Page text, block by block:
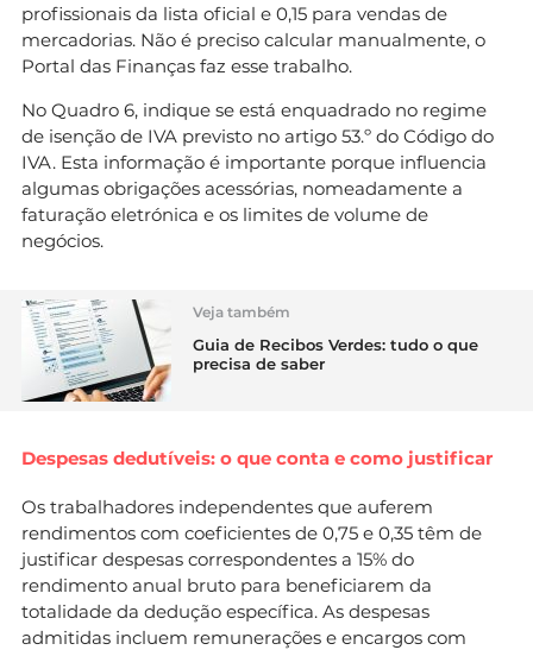
profissionais da lista oficial e 0,15 para vendas de
mercadorias. Não é preciso calcular manualmente, o
Portal das Finanças faz esse trabalho.
No Quadro 6, indique se está enquadrado no regime
de isenção de IVA previsto no artigo 53.º do Código do
IVA. Esta informação é importante porque influencia
algumas obrigações acessórias, nomeadamente a
faturação eletrónica e os limites de volume de
negócios.
Veja também
Guia de Recibos Verdes: tudo o que
precisa de saber
Despesas dedutíveis: o que conta e como justificar
Os trabalhadores independentes que auferem
rendimentos com coeficientes de 0,75 e 0,35 têm de
justificar despesas correspondentes a 15% do
rendimento anual bruto para beneficiarem da
totalidade da dedução específica. As despesas
admitidas incluem remunerações e encargos com